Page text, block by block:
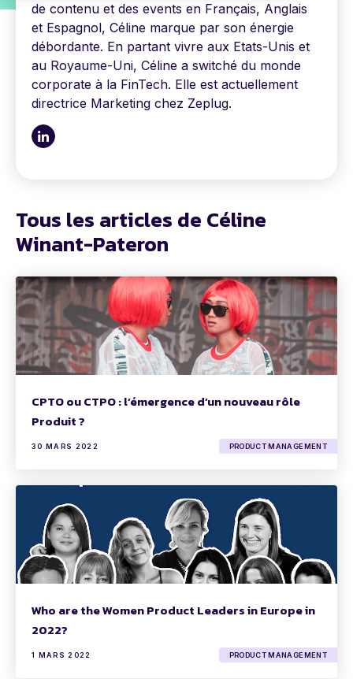
de contenu et des events en Français, Anglais
et Espagnol, Céline marque par son énergie
débordante. En partant vivre aux Etats-Unis et
au Royaume-Uni, Céline a switché du monde
corporate à la FinTech. Elle est actuellement
directrice Marketing chez Zeplug.
Tous les articles de Céline
Winant-Pateron
CPTO ou CTPO : l’émergence d’un nouveau rôle
Produit ?
30 MARS 2022 PRODUCT MANAGEMENT
Who are the Women Product Leaders in Europe in
2022?
1 MARS 2022 PRODUCT MANAGEMENT